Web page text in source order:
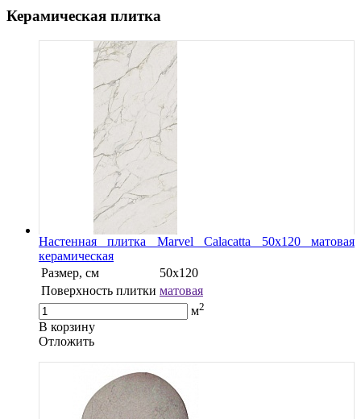
Керамическая плитка
Настенная плитка Marvel Calacatta 50x120 матовая
керамическая
Размер, см
50x120
Поверхность плитки матовая
м2
В корзину
Oтложить